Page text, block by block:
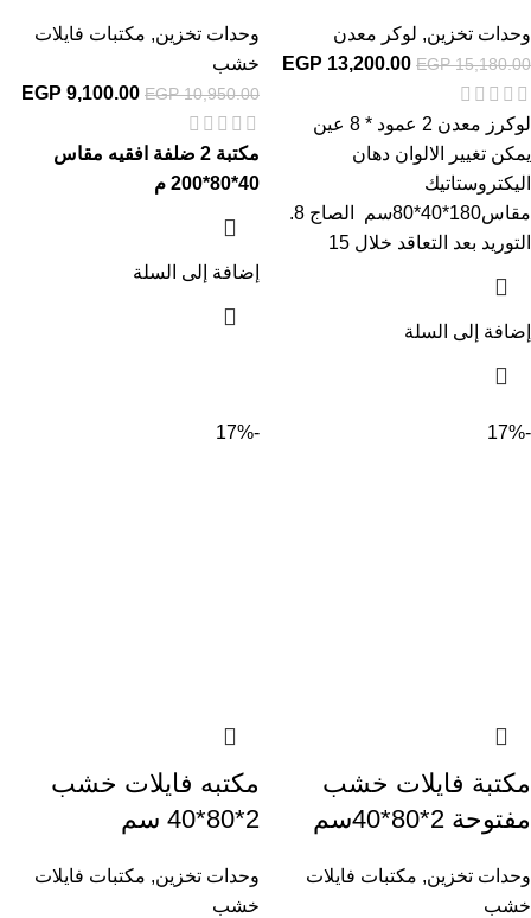
وحدات تخزين, لوكر معدن
EGP15,180.00
EGP 13,200.00
لوكرز معدن 2 عمود * 8 عين
يمكن تغيير الالوان دهان
اليكتروستاتيك
مقاس180*40*80سم الصاج 8.
التوريد بعد التعاقد خلال 15
إضافة إلى السلة
وحدات تخزين, مكتبات فايلات
خشب
EGP10,950.00
EGP 9,100.00
مكتبة 2 ضلفة افقيه
مقاس
40*80*200 م
إضافة إلى السلة
-17%
مكتبة فايلات خشب
مفتوحة 2*80*40سم
وحدات تخزين, مكتبات فايلات
خشب
-17%
مكتبه فايلات خشب
2*80*40 سم
وحدات تخزين, مكتبات فايلات
خشب